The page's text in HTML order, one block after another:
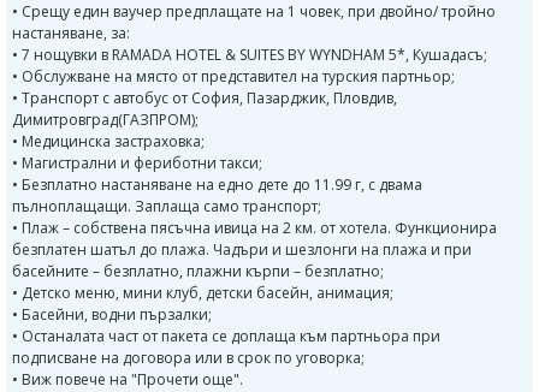
• Срещу един ваучер предплащате на 1 човек, при двойно/ тройно
настаняване, за:
• 7 нощувки в RAMADA HOTEL & SUITES BY WYNDHAM 5*, Кушадасъ;
• Обслужване на място от представител на турския партньор;
• Транспорт с автобус от София, Пазарджик, Пловдив,
Димитровград(ГАЗПРОМ);
• Медицинска застраховка;
• Магистрални и фериботни такси;
• Безплатно настаняване на едно дете до 11.99 г, с двама
пълноплащащи. Заплаща само транспорт;
• Плаж – собствена пясъчна ивица на 2 км. от хотела. Функционира
безплатен шатъл до плажа. Чадъри и шезлонги на плажа и при
басейните – безплатно, плажни кърпи – безплатно;
• Детско меню, мини клуб, детски басейн, анимация;
• Басейни, водни пързалки;
• Останалата част от пакета се доплаща към партньора при
подписване на договора или в срок по уговорка;
• Виж повече на "Прочети още".